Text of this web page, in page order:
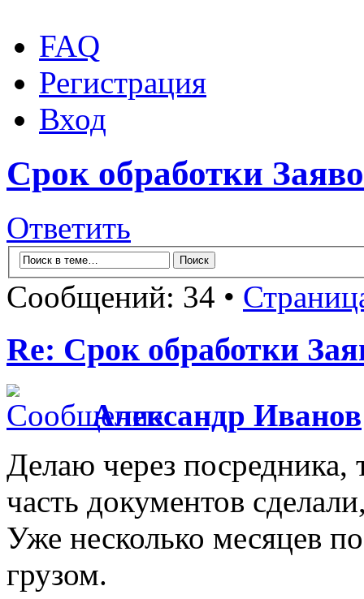
FAQ
Регистрация
Вход
Срок обработки
Ответить
Сообщений: 34 •
Re: Срок обработки
Александр Иванов
Делаю через посредника,
часть документов
Уже несколько месяцев
грузом.